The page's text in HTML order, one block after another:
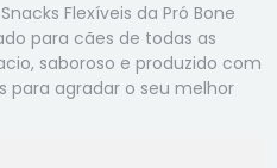
Flexíveis da Pró Bone
para cães de todas as
saboroso e produzido com
para agradar o seu melhor